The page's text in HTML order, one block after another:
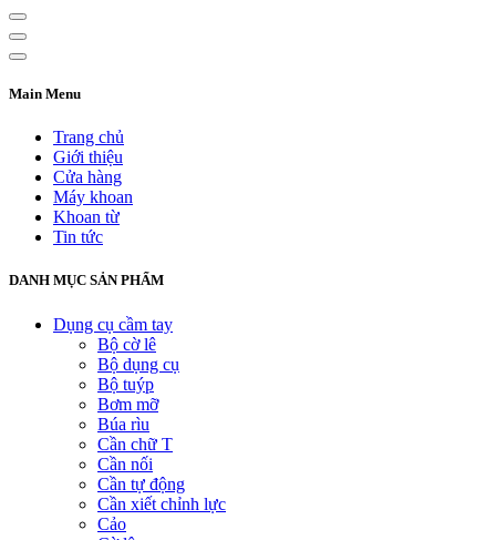
Main Menu
Trang chủ
Giới thiệu
Cửa hàng
Máy khoan
Khoan từ
Tin tức
DANH MỤC SẢN PHẨM
Dụng cụ cầm tay
Bộ cờ lê
Bộ dụng cụ
Bộ tuýp
Bơm mỡ
Búa rìu
Cần chữ T
Cần nối
Cần tự động
Cần xiết chỉnh lực
Cảo